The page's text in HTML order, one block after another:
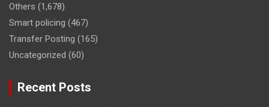
Others (1,678)
Smart policing (467)
Transfer Posting (165)
Uncategorized (60)
Recent Posts